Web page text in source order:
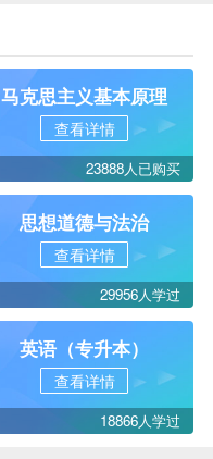
马克思主义基本原理
查看详情
23888人已购买
思想道德与法治
查看详情
29956人学过
英语（专升本）
查看详情
18866人学过